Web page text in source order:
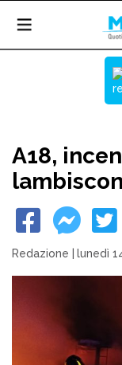
A18,
Redazione lunedì